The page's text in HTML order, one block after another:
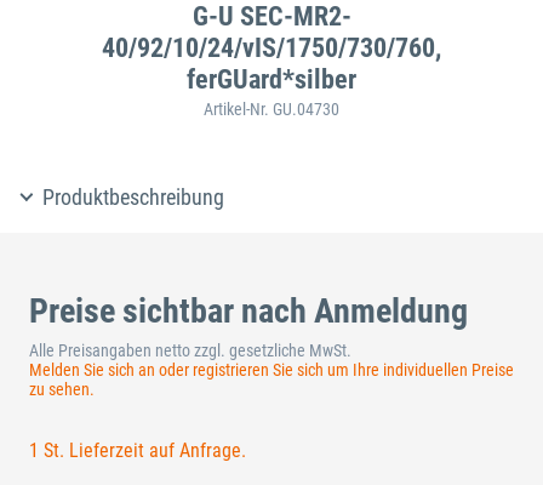
G-U SEC-MR2-
40/92/10/24/vIS/1750/730/760,
ferGUard*silber
Artikel-Nr. GU.04730
Produktbeschreibung
Preise sichtbar nach Anmeldung
Alle Preisangaben netto zzgl. gesetzliche MwSt.
Melden Sie sich an oder registrieren Sie sich um Ihre individuellen Preise
zu sehen.
1 St. Lieferzeit auf Anfrage.